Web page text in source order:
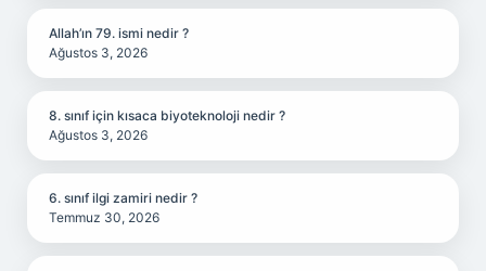
Allah’ın 79. ismi nedir ?
Ağustos 3, 2026
8. sınıf için kısaca biyoteknoloji nedir ?
Ağustos 3, 2026
6. sınıf ilgi zamiri nedir ?
Temmuz 30, 2026